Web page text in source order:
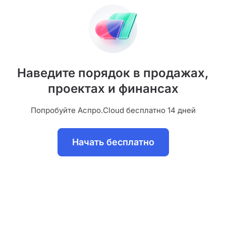
Наведите порядок в продажах,
проектах и финансах
Попробуйте Аспро.Cloud бесплатно 14 дней
Начать бесплатно